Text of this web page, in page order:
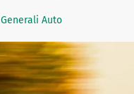
Generali Auto